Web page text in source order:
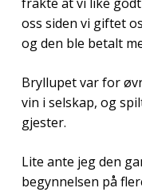
oss siden vi giftet
og den ble betalt
Bryllupet var for
vin i selskap, og
gjester.
Lite ante jeg den
begynnelsen på